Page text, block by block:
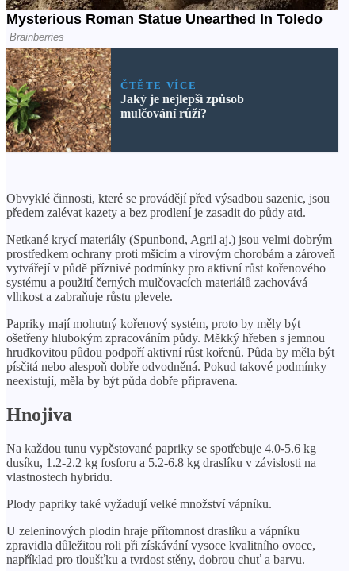
ČTĚTE VÍCE
Jaký je nejlepší způsob
mulčování růží?
Obvyklé činnosti, které se provádějí před výsadbou sazenic, jsou
předem zalévat kazety a bez prodlení je zasadit do půdy atd.
Netkané krycí materiály (Spunbond, Agril aj.) jsou velmi dobrým
prostředkem ochrany proti mšicím a virovým chorobám a zároveň
vytvářejí v půdě příznivé podmínky pro aktivní růst kořenového
systému a použití černých mulčovacích materiálů zachovává
vlhkost a zabraňuje růstu plevele.
Papriky mají mohutný kořenový systém, proto by měly být
ošetřeny hlubokým zpracováním půdy. Měkký hřeben s jemnou
hrudkovitou půdou podpoří aktivní růst kořenů. Půda by měla být
písčitá nebo alespoň dobře odvodněná. Pokud takové podmínky
neexistují, měla by být půda dobře připravena.
Hnojiva
Na každou tunu vypěstované papriky se spotřebuje 4.0-5.6 kg
dusíku, 1.2-2.2 kg fosforu a 5.2-6.8 kg draslíku v závislosti na
vlastnostech hybridu.
Plody papriky také vyžadují velké množství vápníku.
U zeleninových plodin hraje přítomnost draslíku a vápníku
zpravidla důležitou roli při získávání vysoce kvalitního ovoce,
například pro tloušťku a tvrdost stěny, dobrou chuť a barvu.